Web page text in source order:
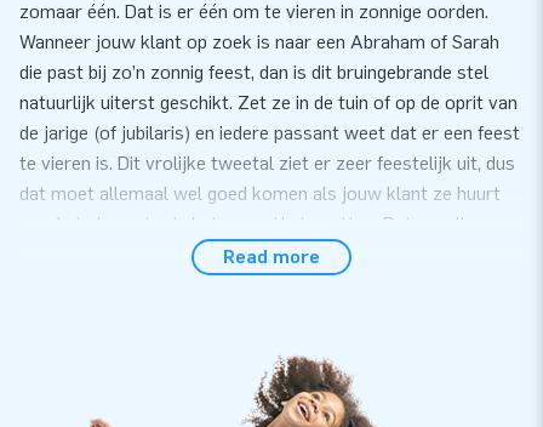
zomaar één. Dat is er één om te vieren in zonnige oorden.
Wanneer jouw klant op zoek is naar een Abraham of Sarah
die past bij zo’n zonnig feest, dan is dit bruingebrande stel
natuurlijk uiterst geschikt. Zet ze in de tuin of op de oprit van
de jarige (of jubilaris) en iedere passant weet dat er een feest
te vieren is. Dit vrolijke tweetal ziet er zeer feestelijk uit, dus
dat moet allemaal wel goed komen als jouw klant ze huurt
om de jarige extra in het zonnetje te zetten. Dat wordt
gegarandeerd gezellig, in tropische sferen.
Geen donderwolkjes bij jouw klant: deze poppen staan in een
mum van tijd klaar. Ondanks dat ze liefst 4 meter hoog zijn,
zijn ze nog geen 5 minuten opgezet. Zeker als dat gebeurt
Read more